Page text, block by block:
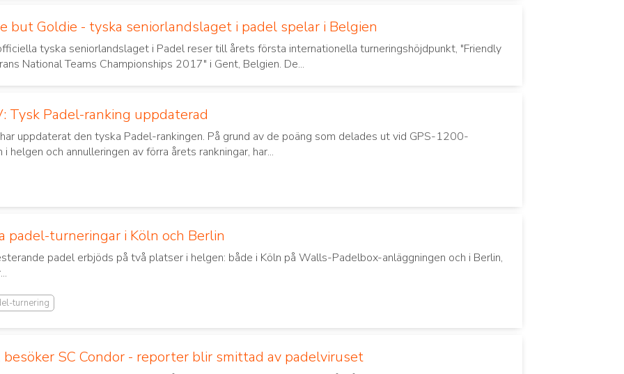
but Goldie - tyska seniorlandslaget i padel spelar i Belgien
tyska seniorlandslaget i Padel reser till årets första internationella turneringshöjdpunkt, "Friendly
National Teams Championships 2017" i Gent, Belgien. De...
Tysk Padel-ranking uppdaterad
uppdaterat den tyska Padel-rankingen. På grund av de poäng som delades ut vid GPS-1200-
helgen och annulleringen av förra årets rankningar, har...
padel-turneringar i Köln och Berlin
padel erbjöds på två platser i helgen: både i Köln på Walls-Padelbox-anläggningen och i Berlin,
turnering
besöker SC Condor - reporter blir smittad av padelviruset